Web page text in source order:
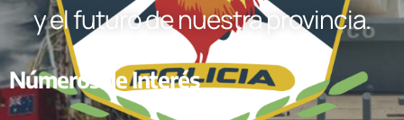
y el futuro de nuestra provincia.
Números de Interés